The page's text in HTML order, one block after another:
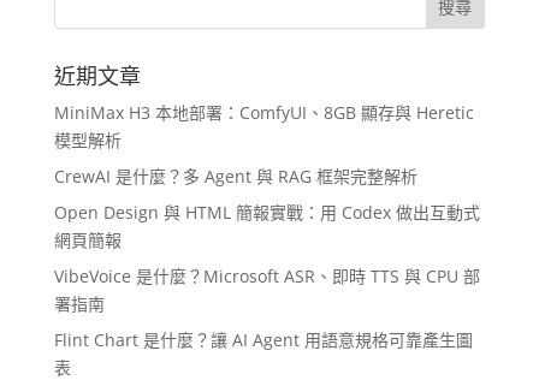
近期文章
MiniMax H3 本地部署：ComfyUI、8GB 顯存與 Heretic
模型解析
CrewAI 是什麼？多 Agent 與 RAG 框架完整解析
Open Design 與 HTML 簡報實戰：用 Codex 做出互動式
網頁簡報
VibeVoice 是什麼？Microsoft ASR、即時 TTS 與 CPU 部
署指南
Flint Chart 是什麼？讓 AI Agent 用語意規格可靠產生圖
表